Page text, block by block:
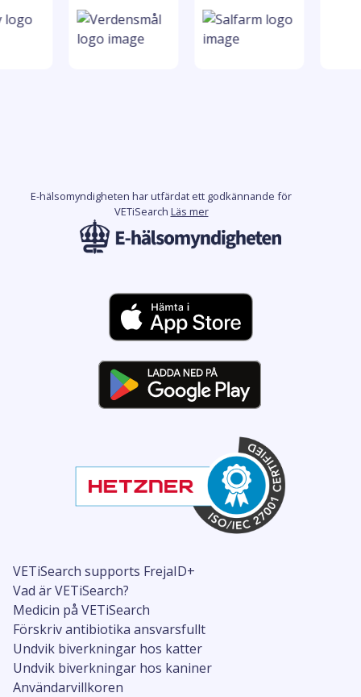
VETiSearch supports FrejaID+
Vad är VETiSearch?
Medicin på VETiSearch
Förskriv antibiotika ansvarsfullt
Undvik biverkningar hos katter
Undvik biverkningar hos kaniner
Användarvillkoren
E-hälsomyndigheten har utfärdat ett godkännande för
VETiSearch Läs mer